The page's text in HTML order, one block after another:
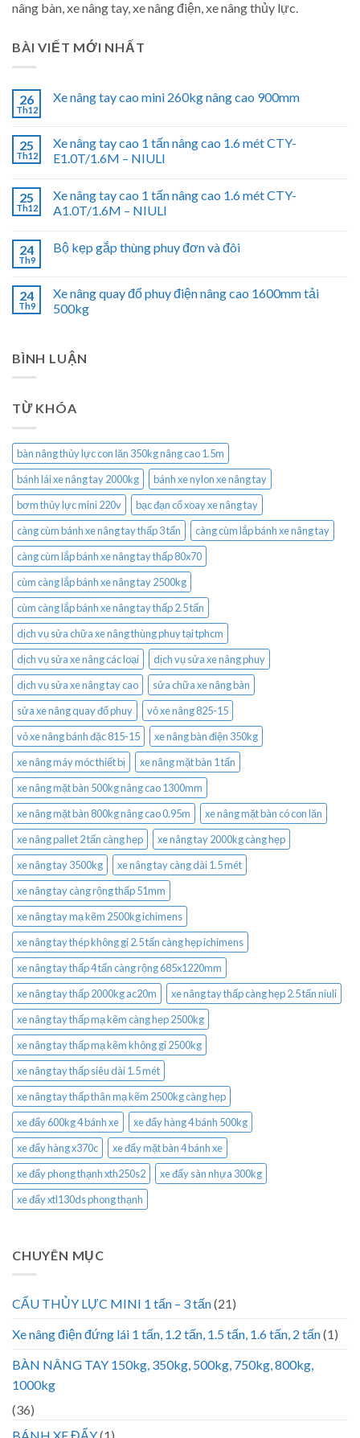
nâng bàn, xe nâng tay, xe nâng điện, xe nâng thủy lực.
BÀI VIẾT MỚI NHẤT
26
Th12
Xe nâng tay cao mini 260kg nâng cao 900mm
25
Th12
Xe nâng tay cao 1 tấn nâng cao 1.6 mét CTY-
E1.0T/1.6M – NIULI
25
Th12
Xe nâng tay cao 1 tấn nâng cao 1.6 mét CTY-
A1.0T/1.6M – NIULI
24
Th9
Bộ kẹp gắp thùng phuy đơn và đôi
24
Th9
Xe nâng quay đổ phuy điện nâng cao 1600mm tải
500kg
BÌNH LUẬN
TỪ KHÓA
bàn nâng thủy lực con lăn 350kg nâng cao 1.5m
bánh lái xe nâng tay 2000kg
bánh xe nylon xe nâng tay
bơm thủy lực mini 220v
bạc đạn cổ xoay xe nâng tay
càng cùm bánh xe nâng tay thấp 3 tấn
càng cùm lắp bánh xe nâng tay
càng cùm lắp bánh xe nâng tay thấp 80x70
cùm càng lắp bánh xe nâng tay 2500kg
cùm càng lắp bánh xe nâng tay thấp 2.5 tấn
dịch vụ sửa chữa xe nâng thùng phuy tại tphcm
dịch vụ sửa xe nâng các loại
dịch vụ sửa xe nâng phuy
dịch vụ sửa xe nâng tay cao
sửa chữa xe nâng bàn
sửa xe nâng quay đổ phuy
vỏ xe nâng 825-15
vỏ xe nâng bánh đặc 815-15
xe nâng bàn điện 350kg
xe nâng máy móc thiết bị
xe nâng mặt bàn 1 tấn
xe nâng mặt bàn 500kg nâng cao 1300mm
xe nâng mặt bàn 800kg nâng cao 0.95m
xe nâng mặt bàn có con lăn
xe nâng pallet 2 tấn càng hẹp
xe nâng tay 2000kg càng hẹp
xe nâng tay 3500kg
xe nâng tay càng dài 1.5 mét
xe nâng tay càng rộng thấp 51mm
xe nâng tay mạ kẽm 2500kg ichimens
xe nâng tay thép không gỉ 2.5 tấn càng hẹp ichimens
xe nâng tay thấp 4 tấn càng rộng 685x1220mm
xe nâng tay thấp 2000kg ac20m
xe nâng tay thấp càng hẹp 2.5 tấn niuli
xe nâng tay thấp mạ kẽm càng hẹp 2500kg
xe nâng tay thấp mạ kẽm không gỉ 2500kg
xe nâng tay thấp siêu dài 1.5 mét
xe nâng tay thấp thân mạ kẽm 2500kg càng hẹp
xe đẩy 600kg 4 bánh xe
xe đẩy hàng 4 bánh 500kg
xe đẩy hàng x370c
xe đẩy mặt bàn 4 bánh xe
xe đẩy phong thạnh xth250s2
xe đẩy sàn nhựa 300kg
xe đẩy xtl130ds phong thạnh
CHUYÊN MỤC
CẨU THỦY LỰC MINI 1 tấn – 3 tấn(21)
Xe nâng điện đứng lái 1 tấn, 1.2 tấn, 1.5 tấn, 1.6 tấn, 2 tấn(1)
BÀN NÂNG TAY 150kg, 350kg, 500kg, 750kg, 800kg,
1000kg
(36)